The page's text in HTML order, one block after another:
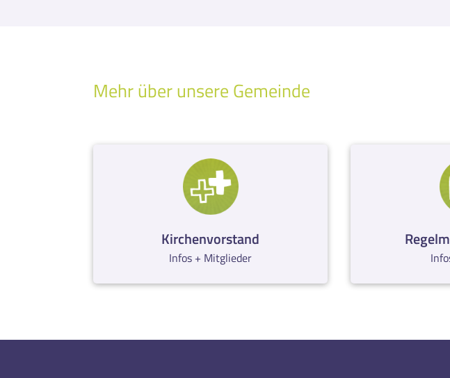
Mehr über unsere Gemeinde
Kirchenvorstand
Infos + Mitglieder